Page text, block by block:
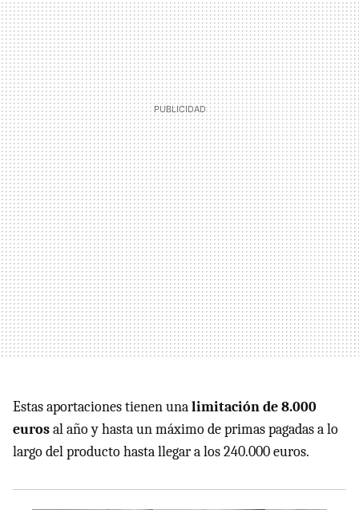
Estas aportaciones tienen unalimitación de 8.000
eurosal año y hasta un máximo de primas pagadas a lo
largo del producto hasta llegar a los 240.000 euros.